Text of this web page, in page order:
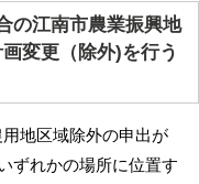
の江南市農業振興地
変更（除外)を行う
地区域除外の申出が
ずれかの場所に位置す